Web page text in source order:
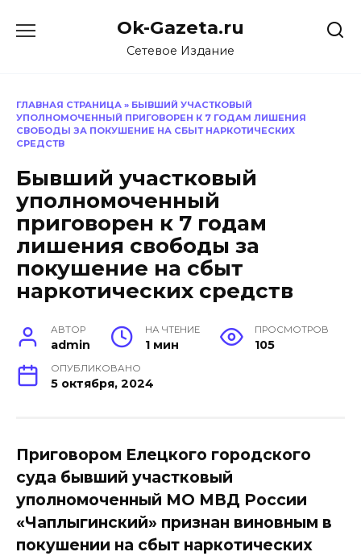
Ok-Gazeta.ru
Сетевое Издание
ГЛАВНАЯ СТРАНИЦА » БЫВШИЙ УЧАСТКОВЫЙ
УПОЛНОМОЧЕННЫЙ ПРИГОВОРЕН К 7 ГОДАМ ЛИШЕНИЯ
СВОБОДЫ ЗА ПОКУШЕНИЕ НА СБЫТ НАРКОТИЧЕСКИХ
СРЕДСТВ
Бывший участковый
уполномоченный
приговорен к 7 годам
лишения свободы за
покушение на сбыт
наркотических средств
АВТОР
admin
НА ЧТЕНИЕ
1 мин
ПРОСМОТРОВ
105
ОПУБЛИКОВАНО
5 октября, 2024
Приговором Елецкого городского
суда бывший участковый
уполномоченный МО МВД России
«Чаплыгинский» признан виновным в
покушении на сбыт наркотических